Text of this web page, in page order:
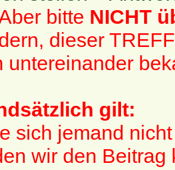
bitte NICHT
dieser
untereinander
gilt:
sich jemand
wir den Beitrag